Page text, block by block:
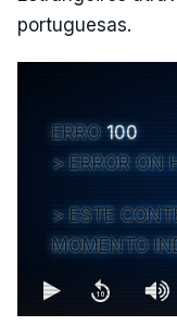
portuguesas.
ERRO 100
ERROR ON
ESTE
MOMENTO